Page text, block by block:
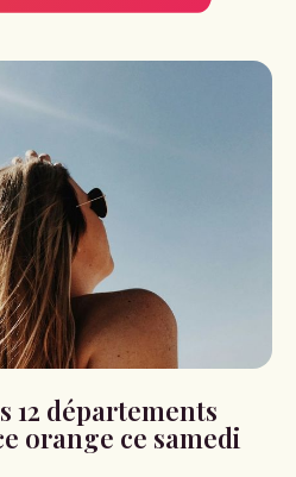
12 départements
orange ce samedi